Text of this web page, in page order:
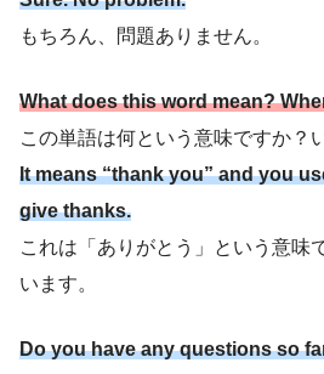
もちろん、問題ありません。
What does this word mean?
この単語は何という意味ですか？
It means “thank you” and you
give thanks.
これは「ありがとう」という意味
います。
Do you have any questions so